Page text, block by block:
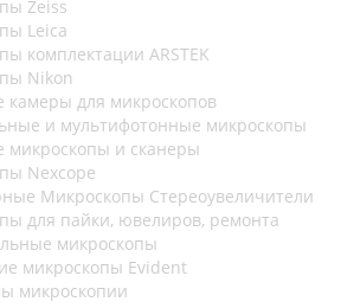
Zeiss
Leica
комплектации ARSTEK
Nikon
для микроскопов
и мультифотонные микроскопы
микроскопы и сканеры
Nexcope
Микроскопы Стереоувеличители
для пайки, ювелиров, ремонта
микроскопы
микроскопы Evident
микроскопии